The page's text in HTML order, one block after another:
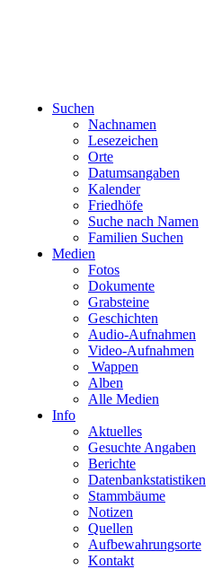
Suchen
Nachnamen
Lesezeichen
Orte
Datumsangaben
Kalender
Friedhöfe
Suche nach Namen
Familien Suchen
Medien
Fotos
Dokumente
Grabsteine
Geschichten
Audio-Aufnahmen
Video-Aufnahmen
Wappen
Alben
Alle Medien
Info
Aktuelles
Gesuchte Angaben
Berichte
Datenbankstatistiken
Stammbäume
Notizen
Quellen
Aufbewahrungsorte
Kontakt